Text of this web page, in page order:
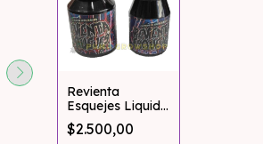
Revienta
Esquejes Liquido
Enraizante 30ml
- 50ml
$2.500,00